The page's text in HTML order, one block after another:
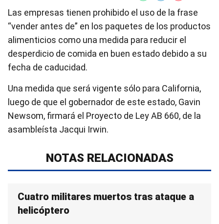
Las empresas tienen prohibido el uso de la frase
“vender antes de” en los paquetes de los productos
alimenticios como una medida para reducir el
desperdicio de comida en buen estado debido a su
fecha de caducidad.
Una medida que será vigente sólo para California,
luego de que el gobernador de este estado, Gavin
Newsom, firmará el Proyecto de Ley AB 660, de la
asambleísta Jacqui Irwin.
NOTAS RELACIONADAS
Cuatro militares muertos tras ataque a
helicóptero